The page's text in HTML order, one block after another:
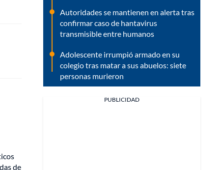
de
Autoridades se mantienen en alerta tras
confirmar caso de hantavirus
transmisible entre humanos
Adolescente irrumpió armado en su
colegio tras matar a sus abuelos: siete
personas murieron
PUBLICIDAD